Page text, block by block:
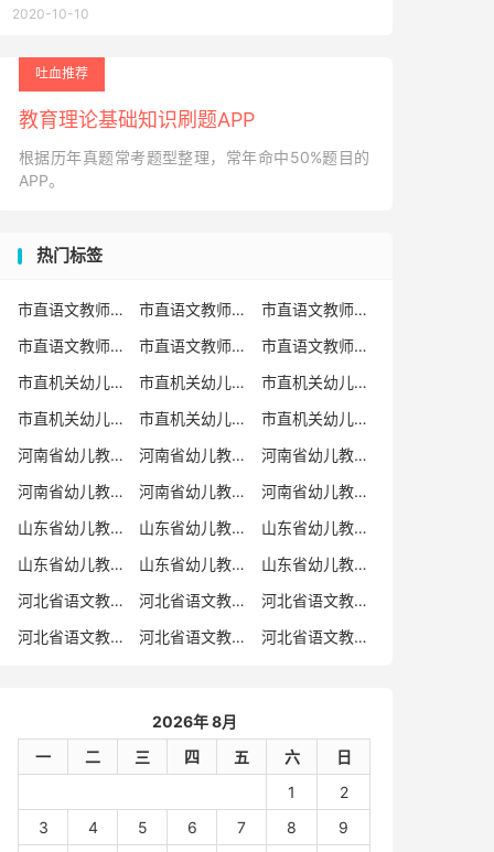
2020-10-10
吐血推荐
教育理论基础知识刷题APP
根据历年真题常考题型整理，常年命中50%题目的
APP。
热门标签
市直语文教师招聘 市直语文教师招聘考试真题
市直语文教师招聘考试真题卷
市直语文教师编制考试真题
市直语文教师编制考试真题卷
市直语文教师考试
市直机关幼儿教师招聘
市直机关幼儿教师考试
市直机关幼儿教师招聘考试真题
市直机关幼儿教师招聘考试真题卷
市直机关幼儿教师编制考试真题卷
市直机关幼儿教师编制考试真题
河南省幼儿教师招聘
河南省幼儿教师考试
河南省幼儿教师招聘考试真题
河南省幼儿教师招聘考试真题卷
河南省幼儿教师编制考试真题
河南省幼儿教师编制考试真题卷
山东省幼儿教师招聘
山东省幼儿教师考试
山东省幼儿教师招聘考试真题
山东省幼儿教师招聘考试真题卷
山东省幼儿教师编制考试真题
山东省幼儿教师编制考试真题卷
河北省语文教师招聘
河北省语文教师招聘考试真题
河北省语文教师招聘考试真题卷
河北省语文教师编制考试真题
河北省语文教师编制考试真题卷 河北省语文教师考试
2026年 8月
一
二 三 四 五 六
日
1
2
3
4 5 6 7 8
9